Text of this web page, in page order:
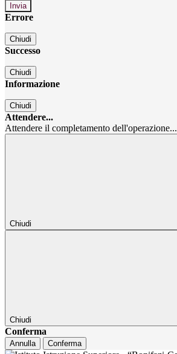
Errore
Chiudi
Successo
Chiudi
Informazione
Chiudi
Attendere...
Attendere il completamento dell'operazione...
Chiudi
Chiudi
Conferma
Annulla Conferma